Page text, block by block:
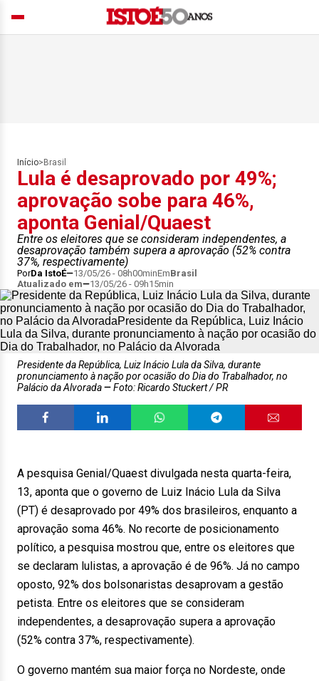
Início> Brasil
Lula é desaprovado por 49%;
aprovação sobe para 46%,
aponta Genial/Quaest
Entre os eleitores que se consideram independentes, a
desaprovação também supera a aprovação (52% contra
37%, respectivamente)
PorDa IstoÉ 13/05/26 - 08h00minEmBrasil
Atualizado em
13/05/26 - 09h15min
Presidente da República, Luiz Inácio Lula da Silva, durante
pronunciamento à nação por ocasião do Dia do Trabalhador, no
Palácio da Alvorada
Foto: Ricardo Stuckert / PR
A pesquisa Genial/Quaest divulgada nesta quarta-feira,
13, aponta que o governo de Luiz Inácio Lula da Silva
(PT) é desaprovado por 49% dos brasileiros, enquanto a
aprovação soma 46%. No recorte de posicionamento
político, a pesquisa mostrou que, entre os eleitores que
se declaram lulistas, a aprovação é de 96%. Já no campo
oposto, 92% dos bolsonaristas desaprovam a gestão
petista. Entre os eleitores que se consideram
independentes, a desaprovação supera a aprovação
(52% contra 37%, respectivamente).
O governo mantém sua maior força no Nordeste, onde